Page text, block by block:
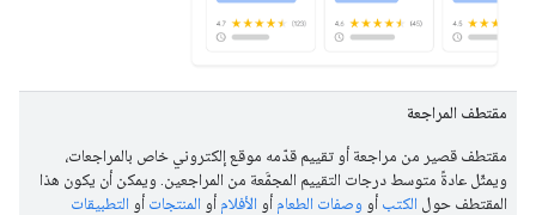
مقتطف المراجعة
مقتطف قصير من مراجعة أو تقييم قدّمه موقع إلكتروني خاص بالمراجعات،
ويمثّل عادةً متوسط درجات التقييم المجمَّعة من المراجعين. ويمكن أن يكون هذا
المقتطف حول الكتب أو وصفات الطعام أو الأفلام أو المنتجات أو التطبيقات